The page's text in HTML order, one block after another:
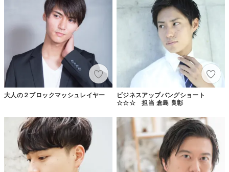
大人の２ブロックマッシュレイヤー
ビジネスアップバングショート
☆☆☆ 担当 倉島 良彰